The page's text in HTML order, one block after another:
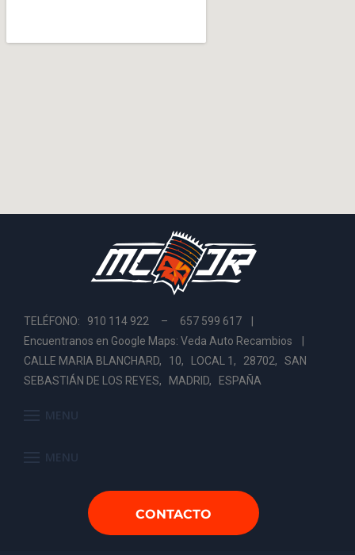
TELÉFONO: 910 114 922 – 657 599 617 |
Encuentranos en Google Maps: Veda Auto Recambios
CALLE MARIA BLANCHARD, 10, LOCAL 1, 28702, SAN
SEBASTIÁN DE LOS REYES, MADRID, ESPAÑA
MENU
MENU
CONTACTO